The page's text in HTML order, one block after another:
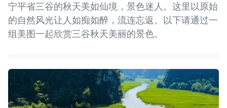
宁平省三谷的秋天美如仙境，景色迷人。这里以原始
的自然风光让人如痴如醉，流连忘返。以下请通过一
组美图一起欣赏三谷秋天美丽的景色。